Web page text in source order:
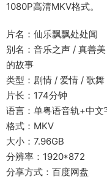
1080P高清MKV格式。
片名：仙乐飘飘处处闻
别名：音乐之声 / 真善
的故事
类型：剧情 / 爱情 / 歌
片长：174分钟
语言：单粤语音轨+中文
格式：MKV
大小：7.96GB
分辨率：1920*872
分享方式：百度网盘